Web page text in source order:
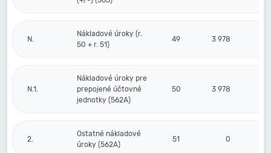
N.
Nákladové úroky (r.
50 + r. 51)
49 3 978
N.1.
Nákladové úroky pre
prepojené účtovné
jednotky (562A)
50 3 978
2.
Ostatné nákladové
úroky (562A)
51 0